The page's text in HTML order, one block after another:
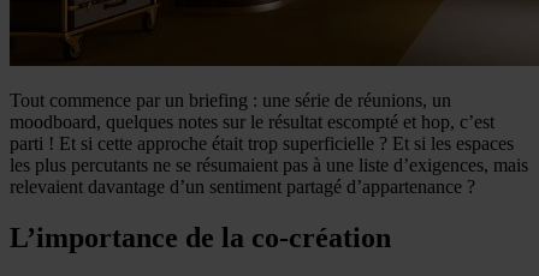
Tout commence par un briefing : une série de réunions, un
moodboard, quelques notes sur le résultat escompté et hop, c’est
parti ! Et si cette approche était trop superficielle ? Et si les espaces
les plus percutants ne se résumaient pas à une liste d’exigences, mais
relevaient davantage d’un sentiment partagé d’appartenance ?
L’importance de la co-création